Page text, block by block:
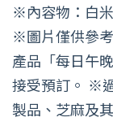
※內容物：白
※圖片僅供參
產品「每日午
接受預訂。 ※
製品、芝麻及